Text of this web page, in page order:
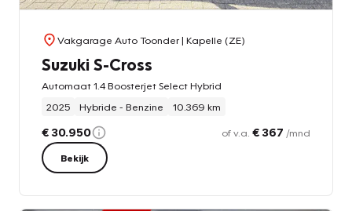
Vakgarage Auto Toonder| Kapelle (ZE)
Suzuki S-Cross
Automaat 1.4 Boosterjet Select Hybrid
2025
Hybride - Benzine 10.369 km
€ 30.950 of v.a. € 367 /mnd
Bekijk